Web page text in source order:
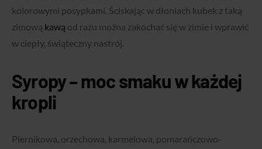
kolorowymi posypkami. Ściskając w dłoniach kubek z taką
zimową kawą od razu można zakochać się w zimie i wprawić
w ciepły, świąteczny nastrój.
Syropy – moc smaku w każdej
kropli
Piernikowa, orzechowa, karmelowa, pomarańczowo-